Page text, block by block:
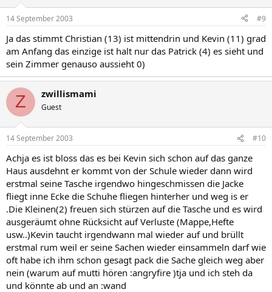
14 September 2003 #9
Ja das stimmt Christian (13) ist mittendrin und Kevin (11) grad
am Anfang das einzige ist halt nur das Patrick (4) es sieht und
sein Zimmer genauso aussieht 0)
Z zwillismami
Guest
14 September 2003 #10
Achja es ist bloss das es bei Kevin sich schon auf das ganze
Haus ausdehnt er kommt von der Schule wieder dann wird
erstmal seine Tasche irgendwo hingeschmissen die Jacke
fliegt inne Ecke die Schuhe fliegen hinterher und weg is er
.Die Kleinen(2) freuen sich stürzen auf die Tasche und es wird
ausgeräumt ohne Rücksicht auf Verluste (Mappe,Hefte
usw..)Kevin taucht irgendwann mal wieder auf und brüllt
erstmal rum weil er seine Sachen wieder einsammeln darf wie
oft habe ich ihm schon gesagt pack die Sache gleich weg aber
nein (warum auf mutti hören :angryfire )tja und ich steh da
und könnte ab und an :wand